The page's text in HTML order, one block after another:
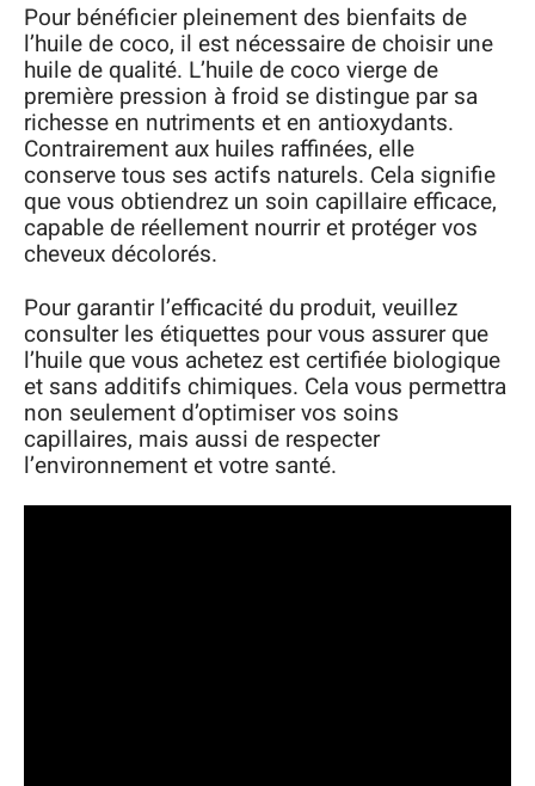
Pour bénéficier pleinement des bienfaits de
l’huile de coco, il est nécessaire de choisir une
huile de qualité. L’huile de coco vierge de
première pression à froid se distingue par sa
richesse en nutriments et en antioxydants.
Contrairement aux huiles raffinées, elle
conserve tous ses actifs naturels. Cela signifie
que vous obtiendrez un soin capillaire efficace,
capable de réellement nourrir et protéger vos
cheveux décolorés.
Pour garantir l’efficacité du produit, veuillez
consulter les étiquettes pour vous assurer que
l’huile que vous achetez est certifiée biologique
et sans additifs chimiques. Cela vous permettra
non seulement d’optimiser vos soins
capillaires, mais aussi de respecter
l’environnement et votre santé.